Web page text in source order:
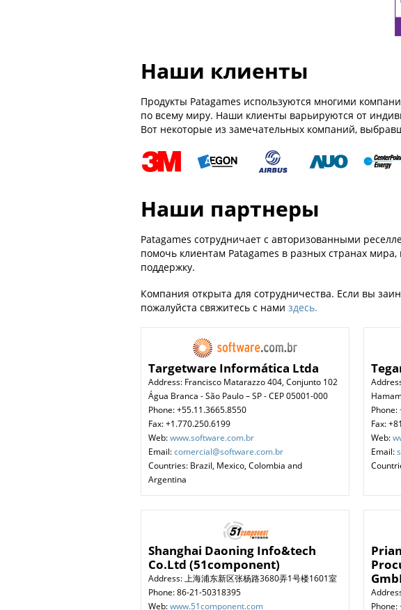
Наши клиенты
Продукты Patagames используются многими
по всему миру. Наши клиенты варьируются от
Вот некоторые из замечательных компаний,
Наши партнеры
Patagames сотрудничает с авторизованными
помочь клиентам Patagames в разных странах
поддержку.
Компания открыта для сотрудничества. Если вы
пожалуйста свяжитесь с нами здесь.
Targetware Informática Ltda
Address: Francisco Matarazzo 404, Conjunto 102
Água Branca - São Paulo – SP - CEP 05001-000
Phone: +55.11.3665.8550
Fax: +1.770.250.6199
Web:www.software.com.br
Email:comercial@software.com.br
Countries: Brazil, Mexico, Colombia and
Argentina
Phone:
Fax:
Web:
Email:
Shanghai Daoning Info&tech
Co.Ltd (51component)
Address: 上海浦东新区张杨路3680弄1号楼1601室
Phone: 86-21-50318395
Web:www.51component.com
Phone: